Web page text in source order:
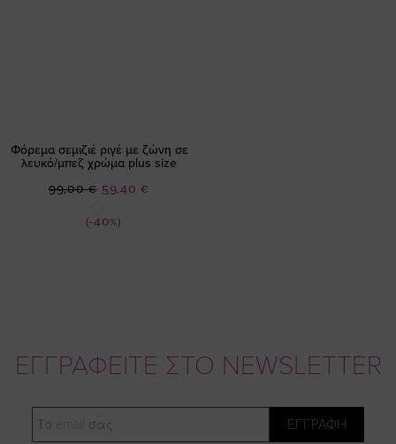
Φόρεμα σεμιζιέ ριγέ με ζώνη σε
λευκό/μπεζ χρώμα plus size
(-40%)
Ειδική
59,40 €
99,00 €
ΕΓΓΡΑΦΕΙΤΕ ΣΤΟ NEWSLETTER
Email
ΕΓΓΡΑΦΗ